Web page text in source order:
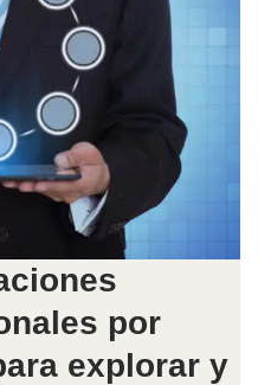
por
explorar y